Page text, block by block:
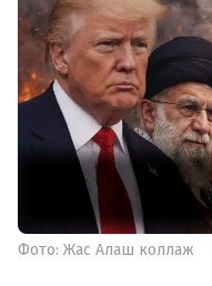
Фото: Жас Алаш коллаж